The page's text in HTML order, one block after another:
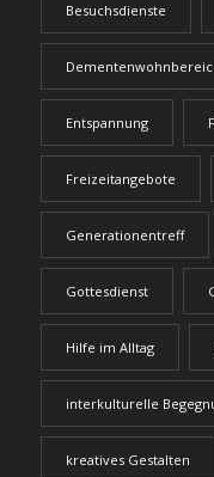
Besuchsdienste
Entspannung
Freizeitangebote
Generationentreff
Gottesdienst
Hilfe im Alltag
interkulturelle
kreatives Gestalten